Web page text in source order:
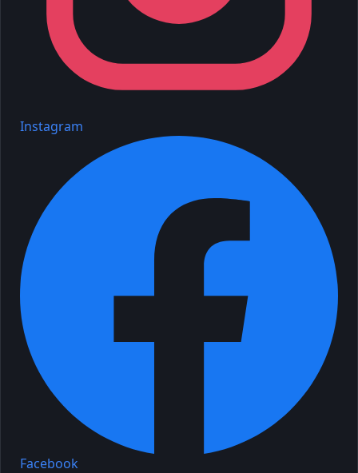
Instagram
Facebook